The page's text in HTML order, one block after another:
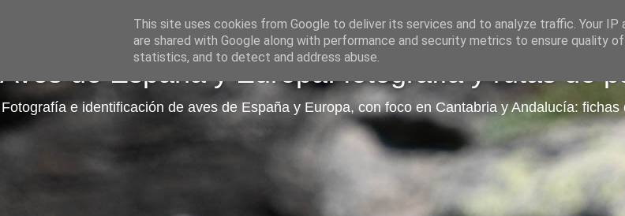
Aves de España y Europa: fotografía y rutas de
Fotografía e identificación de aves de España y Europa, con foco en Cantabria y Andalucía:
This site uses cookies from Google to deliver its services and to analyze traffic. Your IP
are shared with Google along with performance and security metrics to ensure quality
statistics, and to detect and address abuse.